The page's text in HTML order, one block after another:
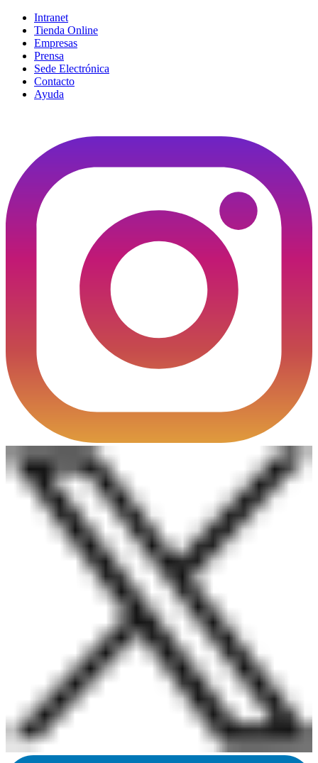
Intranet
Tienda Online
Empresas
Prensa
Sede Electrónica
Contacto
Ayuda